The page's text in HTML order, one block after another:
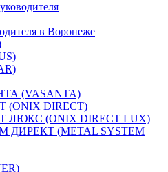
в Воронеже
(VASANTA)
DIRECT)
(ONIX DIRECT LUX)
(METAL SYSTEM